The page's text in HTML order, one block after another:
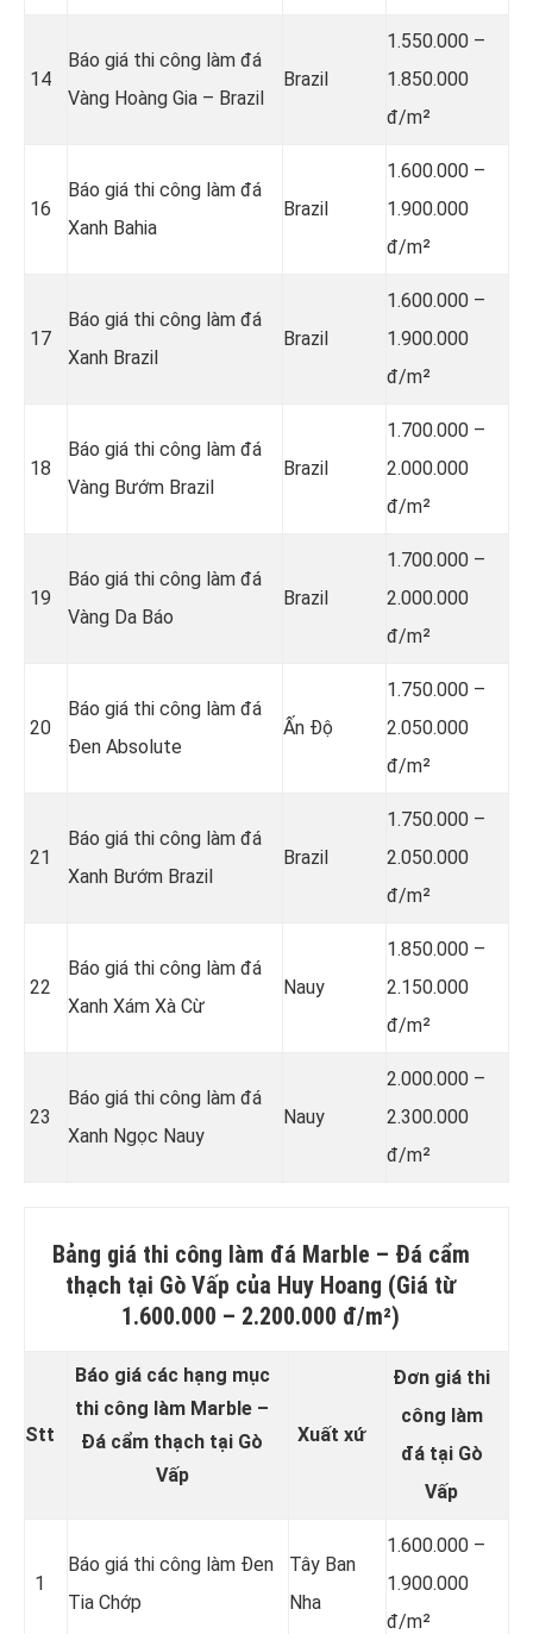
14
Báo giá thi công làm đá
Vàng Hoàng Gia – Brazil
Brazil
1.550.000 –
1.850.000
đ/m²
16
Báo giá thi công làm đá
Xanh Bahia
Brazil
1.600.000 –
1.900.000
đ/m²
17
Báo giá thi công làm đá
Xanh Brazil
Brazil
1.600.000 –
1.900.000
đ/m²
18
Báo giá thi công làm đá
Vàng Bướm Brazil
Brazil
1.700.000 –
2.000.000
đ/m²
19
Báo giá thi công làm đá
Vàng Da Báo
Brazil
1.700.000 –
2.000.000
đ/m²
20
Báo giá thi công làm đá
Đen Absolute
Ấn Độ
1.750.000 –
2.050.000
đ/m²
21
Báo giá thi công làm đá
Xanh Bướm Brazil
Brazil
1.750.000 –
2.050.000
đ/m²
22
Báo giá thi công làm đá
Xanh Xám Xà Cừ
Nauy
1.850.000 –
2.150.000
đ/m²
23
Báo giá thi công làm đá
Xanh Ngọc Nauy
Nauy
2.000.000 –
2.300.000
đ/m²
Bảng giá thi công làm đá Marble – Đá cẩm
thạch tại Gò Vấp của Huy Hoang (Giá từ
1.600.000 – 2.200.000 đ/m²)
Stt
Báo giá các hạng mục
thi công làm Marble –
Đá cẩm thạch tại Gò
Vấp
Xuất xứ
Đơn giá thi
công làm
đá tại Gò
Vấp
1
Báo giá thi công làm Đen
Tia Chớp
Tây Ban
Nha
1.600.000 –
1.900.000
đ/m²